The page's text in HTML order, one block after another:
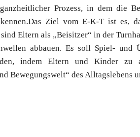
Prozess, in dem die
Ziel vom E-K-T ist es,
Eltern als „Beisitzer“ in der
abbauen. Es soll Spiel- und
indem Eltern und Kinder zu
des Alltagslebens